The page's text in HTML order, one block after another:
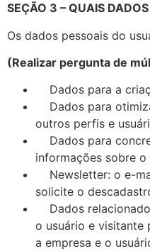
SEÇÃO 3 – QUAIS
Os dados pessoais do
(Realizar pergunta de
Dados para a
Dados para
outros perfis e
Dados para
informações sobre
Newsletter: o e-
solicite o
Dados
o usuário e visitante
a empresa e o